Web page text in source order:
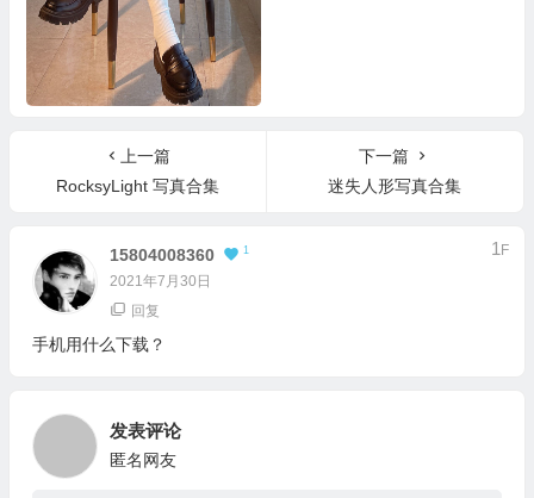
上一篇
RocksyLight 写真合集
下一篇
迷失人形写真合集
15804008360 1
2021年7月30日
1 F
回复
手机用什么下载？
发表评论
匿名网友